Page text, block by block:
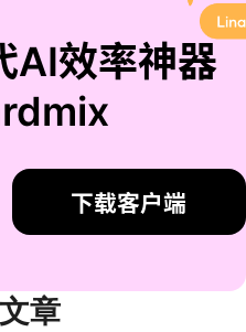
AI效率神器
下载客户端
章